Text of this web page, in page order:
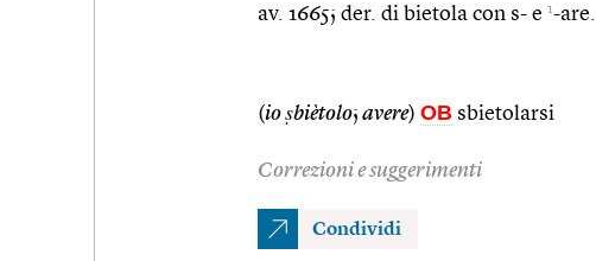
av. 1665; der. di bietola con s- e 1-are.
(io ṣbiètolo; avere) OB sbietolarsi
Correzioni e suggerimenti
Condividi